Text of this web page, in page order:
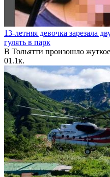
13-летняя девочка зарезала
гулять в парк
В Тольятти произошло
01.1к.